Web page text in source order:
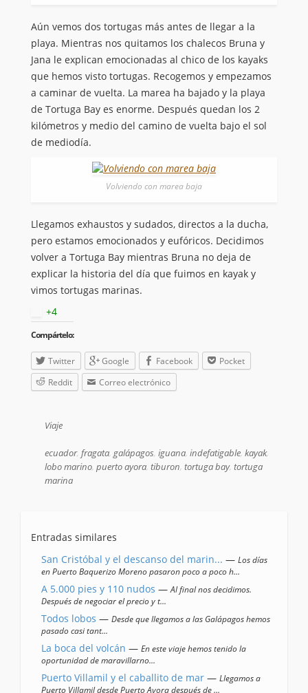
Aún vemos dos tortugas más antes de llegar a la
playa. Mientras nos quitamos los chalecos Bruna y
Jana le explican emocionadas al chico de los kayaks
que hemos visto tortugas. Recogemos y empezamos
a caminar de vuelta. La marea ha bajado y la playa
de Tortuga Bay es enorme. Después quedan los 2
kilómetros y medio del camino de vuelta bajo el sol
de mediodía.
Volviendo con marea baja
Llegamos exhaustos y sudados, directos a la ducha,
pero estamos emocionados y eufóricos. Decidimos
volver a Tortuga Bay mientras Bruna no deja de
explicar la historia del día que fuimos en kayak y
vimos tortugas marinas.
+4
Compártelo:
Twitter Google Facebook
Pocket
Reddit
Correo electrónico
Viaje
ecuador, fragata, galápagos, iguana, indefatigable, kayak,
lobo marino, puerto ayora, tiburon, tortuga bay, tortuga
marina
Entradas similares
San Cristóbal y el descanso del marin... — Los días
en Puerto Baquerizo Moreno pasaron poco a poco h...
A 5.000 pies y 110 nudos — Al final nos decidimos.
Después de negociar el precio y t...
Todos lobos — Desde que llegamos a las Galápagos hemos
pasado casi tant...
La boca del volcán — En este viaje hemos tenido la
oportunidad de maravillarno...
Puerto Villamil y el caballito de mar — Llegamos a